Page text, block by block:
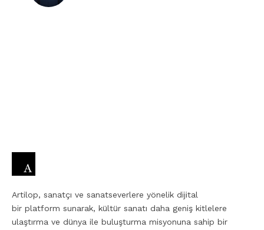
Artilop, sanatçı ve sanatseverlere yönelik dijital
bir platform sunarak, kültür sanatı daha geniş kitlelere
ulaştırma ve dünya ile buluşturma misyonuna sahip bir